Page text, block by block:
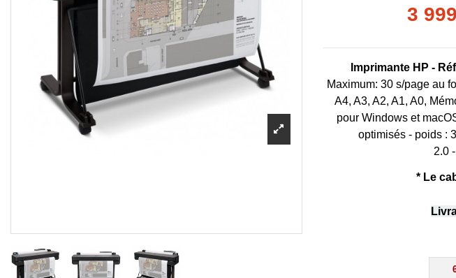
3
Imprimante HP-
Maximum: 30 s/page au
A4, A3, A2, A1, A0,
pour Windows et
optimisés - poids :
2.0
* Le